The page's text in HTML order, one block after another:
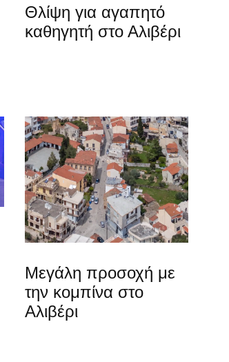
Θλίψη για αγαπητό
καθηγητή στο Αλιβέρι
Μεγάλη προσοχή με
την κομπίνα στο
Αλιβέρι